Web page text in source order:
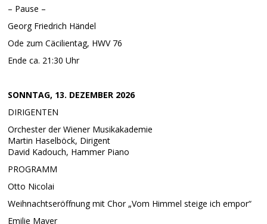
– Pause –
Georg Friedrich Händel
Ode zum Cäcilientag, HWV 76
Ende ca. 21:30 Uhr
SONNTAG, 13. DEZEMBER 2026
DIRIGENTEN
Orchester der Wiener Musikakademie
Martin Haselböck, Dirigent
David Kadouch, Hammer Piano
PROGRAMM
Otto Nicolai
Weihnachtseröffnung mit Chor „Vom Himmel steige ich empor“
Emilie Mayer